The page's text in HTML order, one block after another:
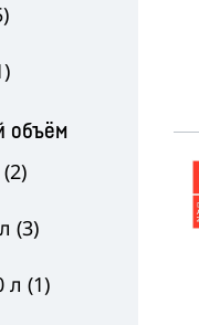
)
)
объём
(2)
(3)
л (1)